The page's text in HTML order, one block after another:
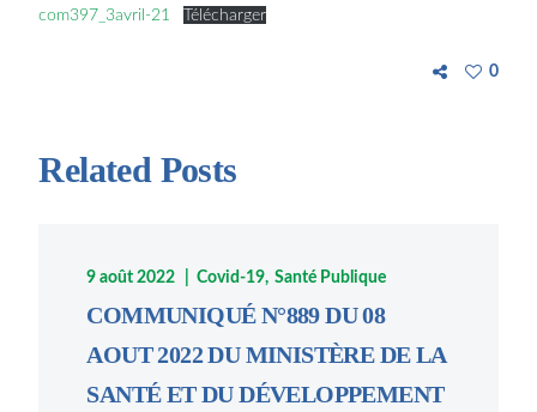
com397_3avril-21 Télécharger
0
Related Posts
9 août 2022 Covid-19 Santé Publique
COMMUNIQUÉ N°889 DU 08
AOUT 2022 DU MINISTÈRE DE LA
SANTÉ ET DU DÉVELOPPEMENT